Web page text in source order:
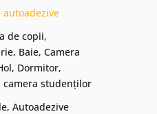
autoadezive
de copii,
, Baie, Camera
, Dormitor,
camera studenților
, Autoadezive